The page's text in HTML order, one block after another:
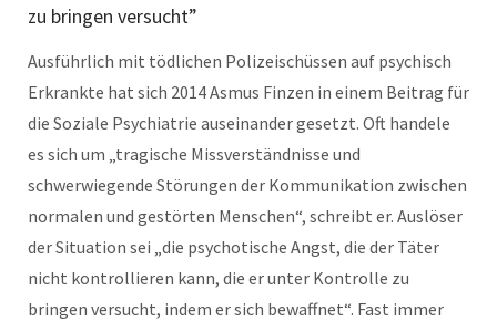
zu bringen versucht”
Ausführlich mit tödlichen Polizeischüssen auf psychisch
Erkrankte hat sich 2014 Asmus Finzen in einem Beitrag für
die Soziale Psychiatrie auseinander gesetzt. Oft handele
es sich um „tragische Missverständnisse und
schwerwiegende Störungen der Kommunikation zwischen
normalen und gestörten Menschen“, schreibt er. Auslöser
der Situation sei „die psychotische Angst, die der Täter
nicht kontrollieren kann, die er unter Kontrolle zu
bringen versucht, indem er sich bewaffnet“. Fast immer